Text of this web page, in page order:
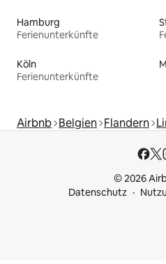
Hamburg
Ferienunterkünfte
Köln
Ferienunterkünfte
Airbnb Belgien Flandern
© 2026
Datenschutz